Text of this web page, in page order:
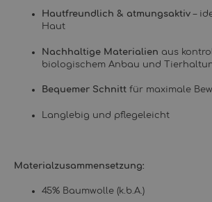
Hautfreundlich & atmungsaktiv –
Haut
Nachhaltige Materialien aus
biologischem Anbau und
Bequemer Schnitt für maximale
Langlebig und pflegeleicht
Materialzusammensetzung:
45% Baumwolle (k.b.A.)